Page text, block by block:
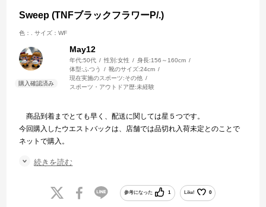
Sweep (TNFブラックフラワーP/.)
色：. サイズ：WF
May12
年代:50代 性別:女性 身長:156～160cm
体型: ふつう 靴のサイズ:24cm
現在実施のスポーツ:その他
スポーツ・アウトドア歴:未経験
商品到着までとても早く、配送に関しては星５つです。
今回購入したウエストバックは、店舗では品切れ入荷未定とのことで
ネットで購入。
3個の在庫の画像などから消費者が商品を選べる仕組みがあるといいな
手に入れたい商品でしたし、身体馴染み、大きさも程よくデザイン
続きを読む
参考になった 1 Like! 0